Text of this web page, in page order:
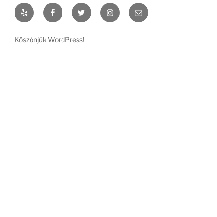
Yelp FacebookTwitter InstagramEmail
Köszönjük WordPress!